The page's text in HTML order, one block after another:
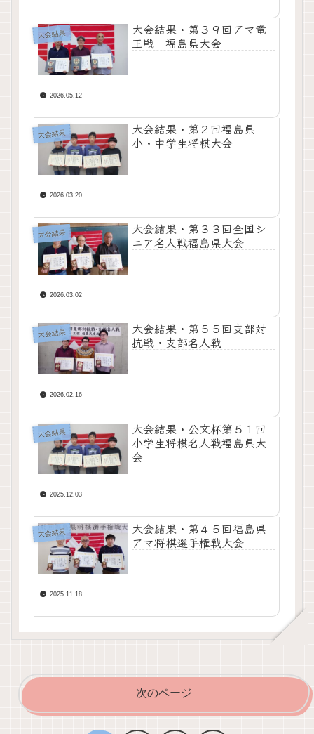
大会結果
大会結果・第３９回アマ竜
王戦 福島県大会
2026.05.12
大会結果
大会結果・第２回福島県
小・中学生将棋大会
2026.03.20
大会結果
大会結果・第３３回全国シ
ニア名人戦福島県大会
2026.03.02
大会結果
大会結果・第５５回支部対
抗戦・支部名人戦
2026.02.16
大会結果
大会結果・公文杯第５１回
小学生将棋名人戦福島県大
会
2025.12.03
大会結果
大会結果・第４５回福島県
アマ将棋選手権戦大会
2025.11.18
次のページ